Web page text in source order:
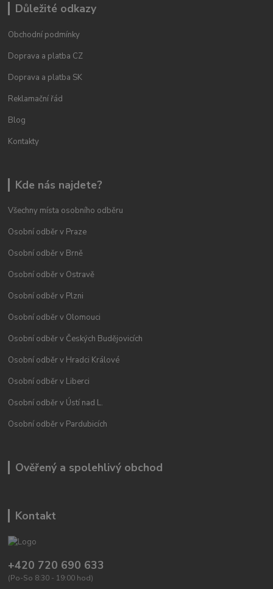
Důležité odkazy
Obchodní podmínky
Doprava a platba CZ
Doprava a platba SK
Reklamační řád
Blog
Kontakty
Kde nás najdete?
Všechny místa osobního odběru
Osobní odběr v Praze
Osobní odběr v Brně
Osobní odběr v Ostravě
Osobní odběr v Plzni
Osobní odběr v Olomouci
Osobní odběr v Českých Budějovicích
Osobní odběr v Hradci Králové
Osobní odběr v Liberci
Osobní odběr v Ústí nad L.
Osobní odběr v Pardubicích
Ověřený a spolehlivý obchod
Kontakt
+420 720 690 633
(Po-So 8:30 - 19:00 hod)